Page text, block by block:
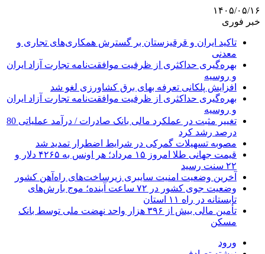
۱۴۰۵/۰۵/۱۶
خبر فوری
تاکید ایران و قرقیزستان بر گسترش همکاری‌های تجاری و
معدنی
بهره‌گیری حداکثری از ظرفیت موافقت‌نامه تجارت آزاد ایران
و روسیه
افزایش پلکانی تعرفه بهای برق کشاورزی لغو شد
بهره‌گیری حداکثری از ظرفیت موافقت‌نامه تجارت آزاد ایران
و روسیه
تغییر مثبت در عملکرد مالی بانک صادرات / درآمد عملیاتی 80
درصد رشد کرد
مصوبه تسهیلات گمرکی در شرایط اضطرار تمدید شد
قیمت جهانی طلا امروز ۱۵ مرداد؛ هر اونس به ۴۲۶۵ دلار و
۲۲ سنت رسید
آخرین وضعیت امنیت سایبری زیرساخت‌های راه‌آهن کشور
وضعیت جوی کشور در ۷۲ ساعت آینده؛ موج بارش‌های
تابستانه در راه ۱۱ استان
تأمین مالی بیش از ۳۹۶ هزار واحد نهضت ملی توسط بانک
مسکن
ورود